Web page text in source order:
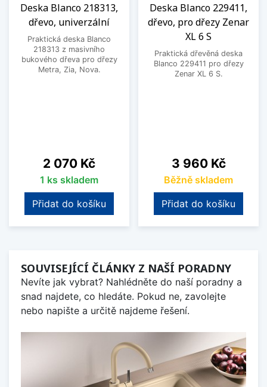
Deska Blanco 218313,
dřevo, univerzální
Praktická deska Blanco
218313 z masivního
bukového dřeva pro dřezy
Metra, Zia, Nova.
Cena
2 070 Kč
1 ks skladem
Přidat do košíku
Deska Blanco 229411,
dřevo, pro dřezy Zenar
XL 6 S
Praktická dřevěná deska
Blanco 229411 pro dřezy
Zenar XL 6 S.
Cena
3 960 Kč
Běžně skladem
Přidat do košíku
SOUVISEJÍCÍ ČLÁNKY Z NAŠÍ PORADNY
Nevíte jak vybrat? Nahlédněte do naší poradny a
snad najdete, co hledáte. Pokud ne, zavolejte
nebo napište a určitě najdeme řešení.